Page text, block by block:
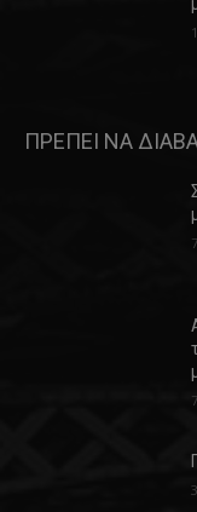
ΠΡΕΠΕΙ ΝΑ